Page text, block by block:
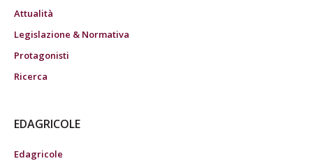
Attualità
Legislazione & Normativa
Protagonisti
Ricerca
EDAGRICOLE
Edagricole